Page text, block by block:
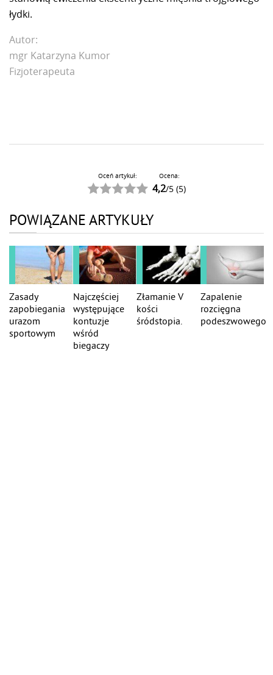
łydki.
Autor:
mgr Katarzyna Kumor
Fizjoterapeuta
Oceń artykuł: Ocena:
4,2/5 (5)
POWIĄZANE ARTYKUŁY
Zasady
zapobiegania
urazom
sportowym
Najczęściej
występujące
kontuzje
wśród
biegaczy
Złamanie V
kości
śródstopia.
Zapalenie
rozcięgna
podeszwowego